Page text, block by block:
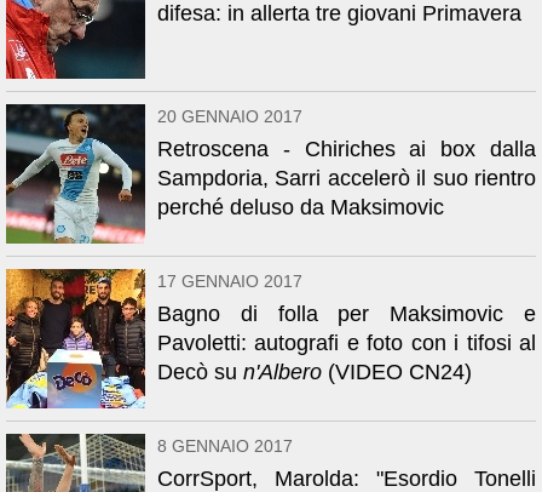
difesa: in allerta tre giovani Primavera
20 GENNAIO 2017
Retroscena - Chiriches ai box dalla
Sampdoria, Sarri accelerò il suo rientro
perché deluso da Maksimovic
17 GENNAIO 2017
Bagno di folla per Maksimovic e
Pavoletti: autografi e foto con i tifosi al
Decò su n'Albero (VIDEO CN24)
8 GENNAIO 2017
CorrSport, Marolda: "Esordio Tonelli